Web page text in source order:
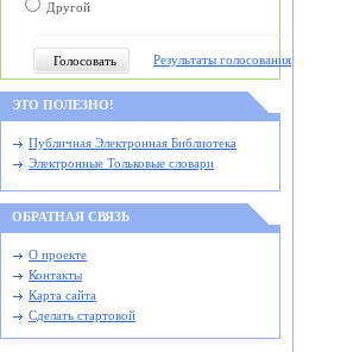
Другой
Результаты голосования
ЭТО ПОЛЕЗНО!
Публичная Электронная Библиотека
Электронные Тольковые словари
ОБРАТНАЯ СВЯЗЬ
О проекте
Контакты
Карта сайта
Сделать стартовой